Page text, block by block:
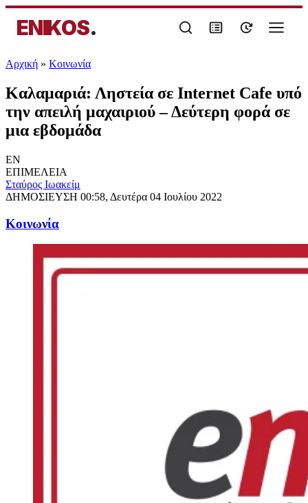
ENIKOS.
Αρχική » Κοινωνία
Καλαμαριά: Ληστεία σε Internet Cafe υπό
την απειλή μαχαιριού – Δεύτερη φορά σε
μια εβδομάδα
EN
ΕΠΙΜΕΛΕΙΑ
Σταύρος Ιωακείμ
ΔΗΜΟΣΙΕΥΣΗ 00:58, Δευτέρα 04 Ιουλίου 2022
Κοινωνία